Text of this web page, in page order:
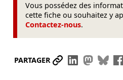
Vous possédez des
cette fiche ou souhaitez y
Contactez-nous.
PARTAGER Partager le lien
Partager